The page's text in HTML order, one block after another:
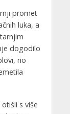
promet
luka, a
dogodilo
no
s više